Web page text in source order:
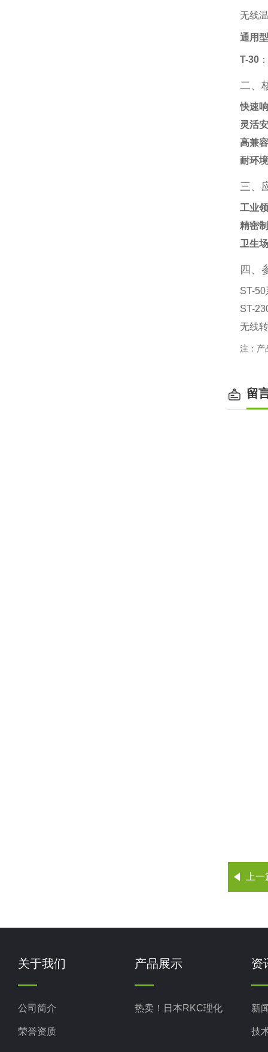
无线
通用
T-30
二、
快速
灵活
高兼
耐环
三、
工业
精密
卫生
四、
ST-
ST-
无线
注：产
留
上
关于我们
公司简介
荣誉资质
产品展示
热卖！日本RKC理化
资
新
技